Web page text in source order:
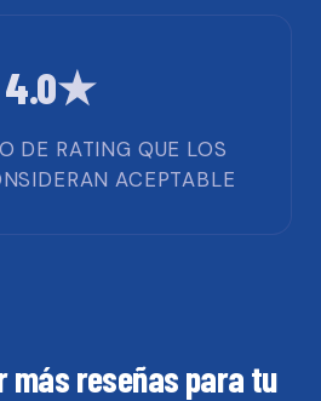
4.0★
DE RATING QUE LOS
ACEPTABLE
más reseñas para tu